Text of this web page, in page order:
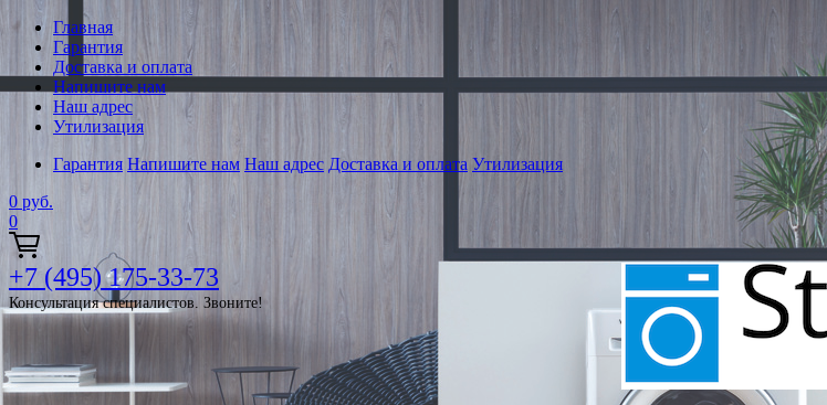
Главная
Гарантия
Доставка и оплата
Напишите нам
Наш адрес
Утилизация
Гарантия Напишите нам Наш адрес Доставка и оплата Утилизация
0 руб.
0
+7 (495) 175-33-73
Консультация специалистов. Звоните!